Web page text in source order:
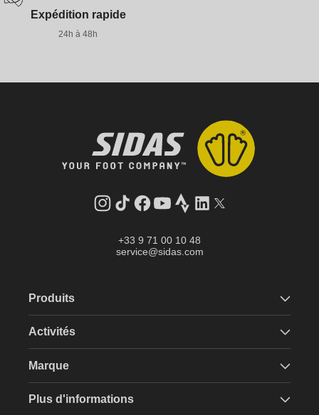
Expédition rapide
24h à 48h
Instagram
Tik
Facebook
YouTube
StravaLinkedInTwitter
+33 9 71 00 10 48
service@sidas.com
Produits
Activités
Marque
Plus d'informations